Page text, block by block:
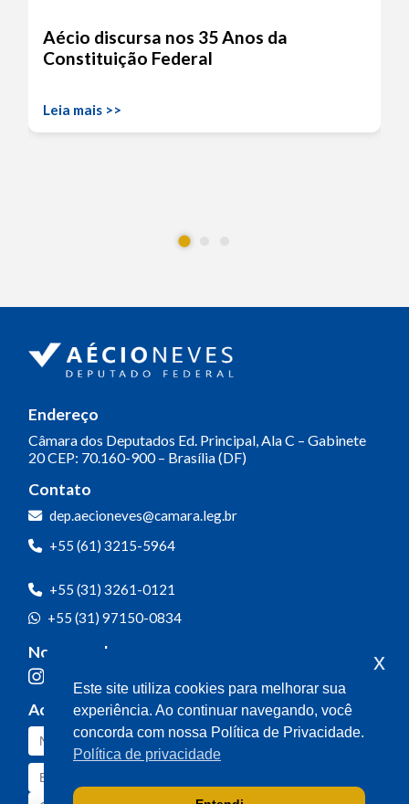
Aécio discursa nos 35 Anos da
Constituição Federal
Leia mais >>
Endereço
Câmara dos Deputados Ed. Principal, Ala C – Gabinete
20CEP: 70.160-900 – Brasília (DF)
Contato
dep.aecioneves@camara.leg.br
+55 (61) 3215-5964
+55 (31) 3261-0121
+55 (31) 97150-0834
Nossas redes
Acompanhe o meu mandato
Este site utiliza cookies para melhorar sua
experiência. Ao continuar navegando, você
concorda com nossa Política de Privacidade.
Política de privacidade
x